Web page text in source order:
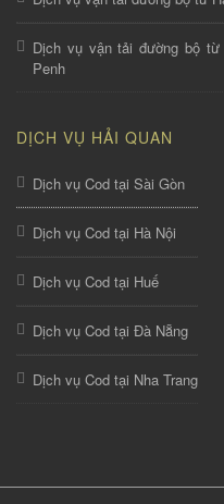
Dịch vụ vận tải đường bộ
Penh
DỊCH VỤ HẢI QUAN
Dịch vụ Cod tại Sài Gòn
Dịch vụ Cod tại Hà Nội
Dịch vụ Cod tại Huế
Dịch vụ Cod tại Đà Nẵng
Dịch vụ Cod tại Nha Trang